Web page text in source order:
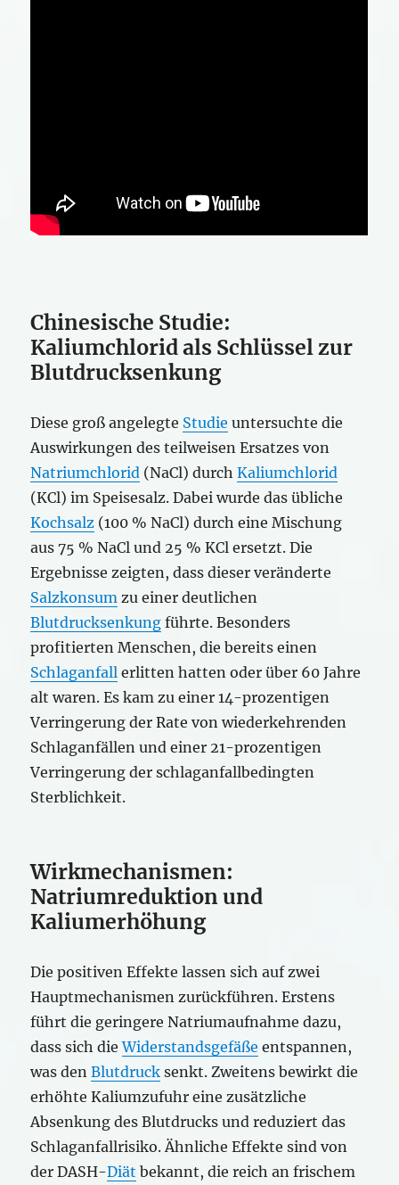
Chinesische Studie:
Kaliumchlorid als Schlüssel zur
Blutdrucksenkung
Diese groß angelegte Studie untersuchte die
Auswirkungen des teilweisen Ersatzes von
Natriumchlorid (NaCl) durchKaliumchlorid
(KCl) im Speisesalz. Dabei wurde das übliche
Kochsalz (100 % NaCl) durch eine Mischung
aus 75 % NaCl und 25 % KCl ersetzt. Die
Ergebnisse zeigten, dass dieser veränderte
Salzkonsum zu einer deutlichen
Blutdrucksenkung führte. Besonders
profitierten Menschen, die bereits einen
Schlaganfall erlitten hatten oder über 60 Jahre
alt waren. Es kam zu einer 14-prozentigen
Verringerung der Rate von wiederkehrenden
Schlaganfällen und einer 21-prozentigen
Verringerung der schlaganfallbedingten
Sterblichkeit.
Wirkmechanismen:
Natriumreduktion und
Kaliumerhöhung
Die positiven Effekte lassen sich auf zwei
Hauptmechanismen zurückführen. Erstens
führt die geringere Natriumaufnahme dazu,
dass sich dieWiderstandsgefäße entspannen,
was denBlutdruck senkt. Zweitens bewirkt die
erhöhte Kaliumzufuhr eine zusätzliche
Absenkung des Blutdrucks und reduziert das
Schlaganfallrisiko. Ähnliche Effekte sind von
der DASH-Diät bekannt, die reich an frischem